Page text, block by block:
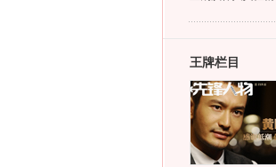
王牌栏目